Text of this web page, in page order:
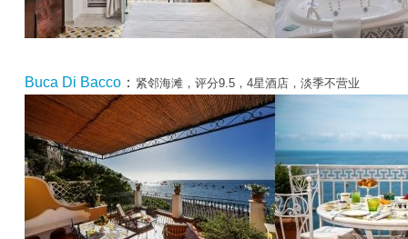
Buca Di Bacco ： 紧邻海滩，评分9.5，4星酒店，淡季不营业